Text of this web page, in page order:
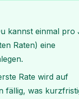
kannst einmal pro
Raten) eine
Rate wird auf
fällig, was